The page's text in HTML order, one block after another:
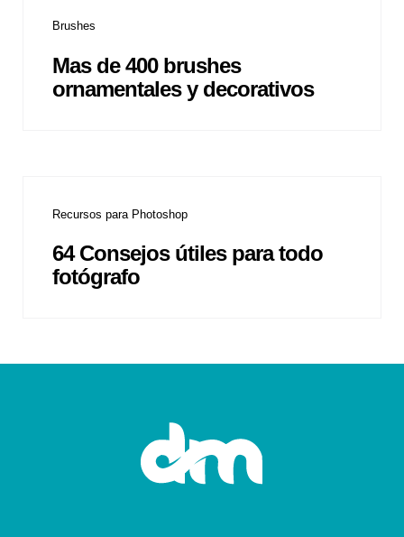
Brushes
Mas de 400 brushes
ornamentales y decorativos
Recursos para Photoshop
64 Consejos útiles para todo
fotógrafo